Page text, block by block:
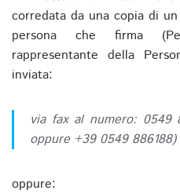
corredata da una copia di
persona che firma
rappresentante della
inviata:
via fax al numero: 0549
oppure +39 0549 886188)
oppure: